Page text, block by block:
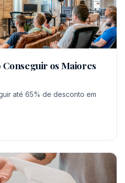
Conseguir os Maiores
até 65% de desconto em